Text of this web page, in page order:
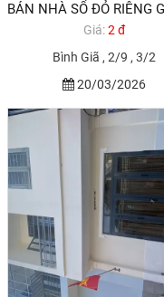
Giá:2 đ
Bình Giã , 2/9 , 3/2
20/03/2026